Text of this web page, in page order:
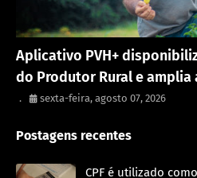
Aplicativo PVH+
do Produtor Rural e amplia
. sexta-feira, agosto 07, 2026
Postagens recentes
CPF é utilizado